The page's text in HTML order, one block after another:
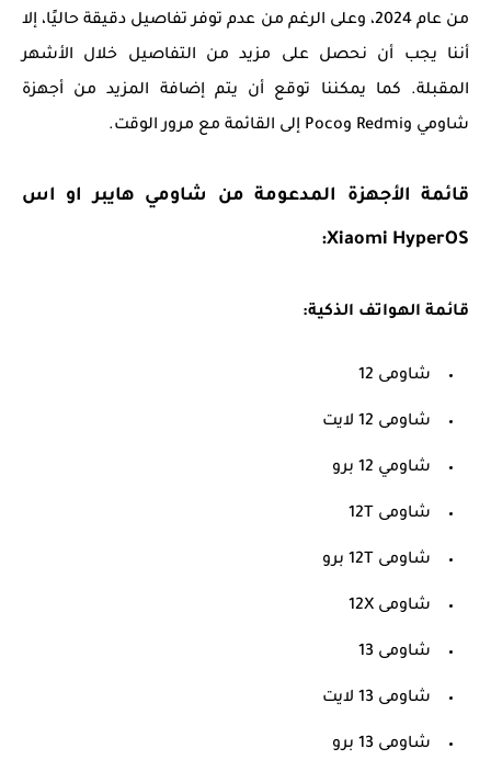
من عام 2024، وعلى الرغم من عدم توفر تفاصيل دقيقة حاليًا، إلا
أننا يجب أن نحصل على مزيد من التفاصيل خلال الأشهر
المقبلة. كما يمكننا توقع أن يتم إضافة المزيد من أجهزة
شاومي وRedmi وPoco إلى القائمة مع مرور الوقت.
قائمة الأجهزة المدعومة من شاومي هايبر او اس
Xiaomi HyperOS:
قائمة الهواتف الذكية:
شاومى 12
شاومى 12 لايت
شاومي 12 برو
شاومى 12T
شاومى 12T برو
شاومى 12X
شاومى 13
شاومى 13 لايت
شاومى 13 برو